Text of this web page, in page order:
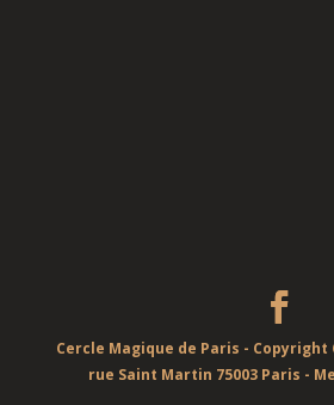
Cercle Magique de Paris - Copyright
rue Saint Martin 75003 Paris -